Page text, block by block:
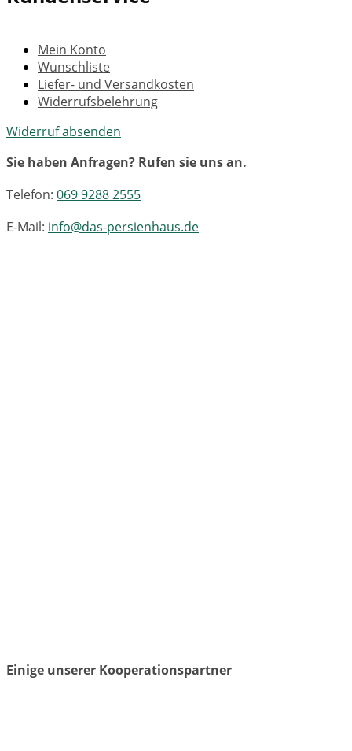
Mein Konto
Wunschliste
Liefer- und Versandkosten
Widerrufsbelehrung
Widerruf absenden
Sie haben Anfragen? Rufen sie uns an.
Telefon: 069 9288 2555
E-Mail: info@das-persienhaus.de
Einige unserer Kooperationspartner